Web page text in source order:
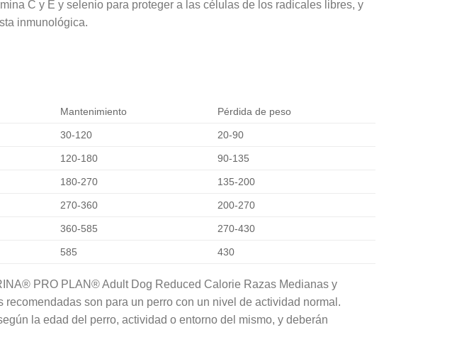
C y E y selenio para proteger a las células de los radicales libres, y
inmunológica.
Mantenimiento Pérdida de peso
30-120 20-90
120-180 90-135
180-270 135-200
270-360 200-270
360-585 270-430
585 430
PRO PLAN® Adult Dog Reduced Calorie Razas Medianas y
son para un perro con un nivel de actividad normal.
la edad del perro, actividad o entorno del mismo, y deberán